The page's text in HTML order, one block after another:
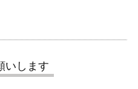
いします